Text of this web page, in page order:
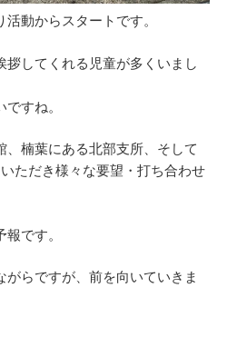
動からスタートです。
拶してくれる児童が多くいまし
すね。
、楠葉にある北部支所、そして
ただき様々な要望・打ち合わせ
です。
がらですが、前を向いていきま